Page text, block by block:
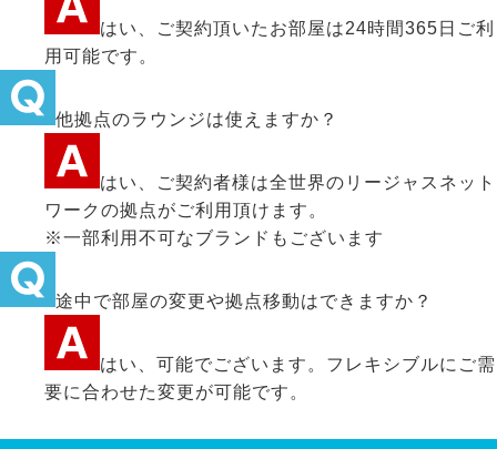
はい、ご契約頂いたお部屋は24時間365日ご利
用可能です。
他拠点のラウンジは使えますか？
はい、ご契約者様は全世界のリージャスネット
ワークの拠点がご利用頂けます。
※一部利用不可なブランドもございます
途中で部屋の変更や拠点移動はできますか？
はい、可能でございます。フレキシブルにご需
要に合わせた変更が可能です。